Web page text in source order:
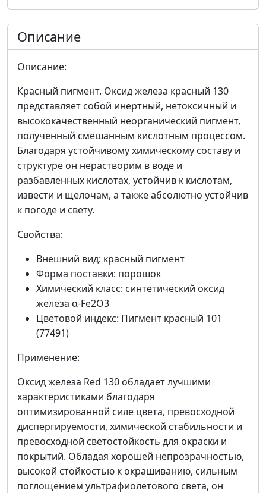
Описание
Описание:
Красный пигмент. Оксид железа красный 130
представляет собой инертный, нетоксичный и
высококачественный неорганический пигмент,
полученный смешанным кислотным процессом.
Благодаря устойчивому химическому составу и
структуре он нерастворим в воде и
разбавленных кислотах, устойчив к кислотам,
извести и щелочам, а также абсолютно устойчив
к погоде и свету.
Свойства:
Внешний вид: красный пигмент
Форма поставки: порошок
Химический класс: синтетический оксид
железа α-Fe2O3
Цветовой индекс: Пигмент красный 101
(77491)
Применение:
Оксид железа Red 130 обладает лучшими
характеристиками благодаря
оптимизированной силе цвета, превосходной
диспергируемости, химической стабильности и
превосходной светостойкость для окраски и
покрытий. Обладая хорошей непрозрачностью,
высокой стойкостью к окрашиванию, сильным
поглощением ультрафиолетового света, он